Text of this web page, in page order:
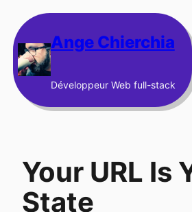
au
contenu Ange Chierchia
Développeur Web full-stack
Your URL Is
State